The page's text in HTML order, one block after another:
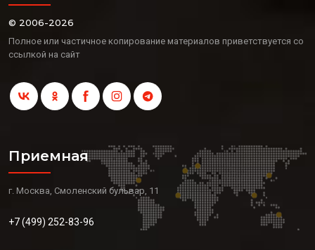
© 2006-2026
Полное или частичное копирование материалов приветствуется со
ссылкой на сайт
Приемная
г. Москва, Смоленский бульвар, 11
+7 (499) 252-83-96